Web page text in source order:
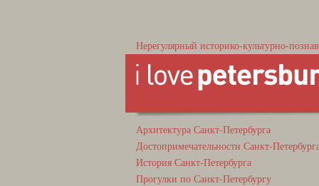
Нерегулярный историко-культурно-
Архитектура Санкт-Петербурга
Достопримечательности Санкт-
История Санкт-Петербурга
Прогулки по Санкт-Петербургу